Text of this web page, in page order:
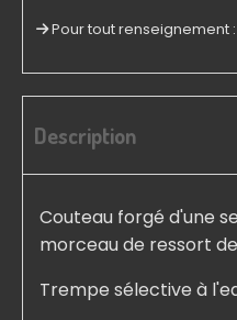
Pour tout renseignement :
Description
Couteau forgé d'une
morceau de ressort
Trempe sélective à